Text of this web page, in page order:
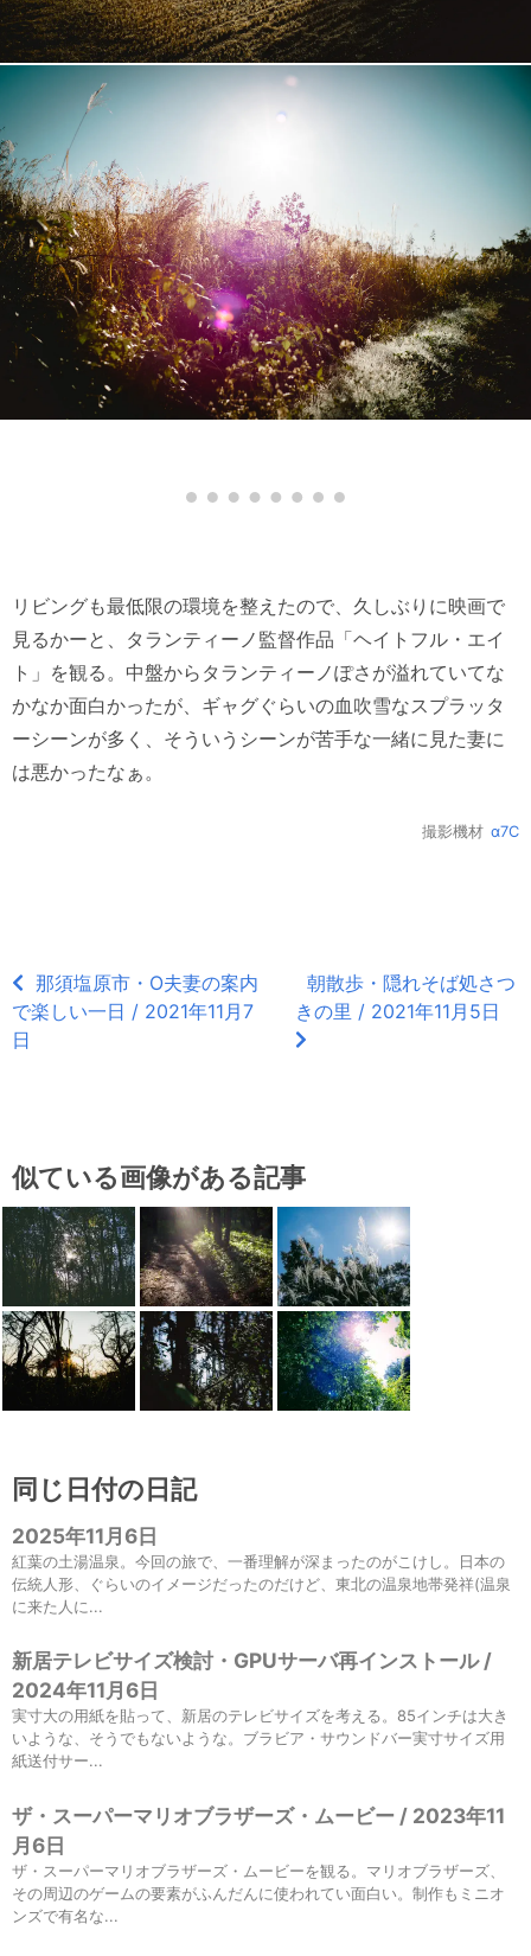
リビングも最低限の環境を整えたので、久しぶりに映画で
見るかーと、タランティーノ監督作品「ヘイトフル・エイ
ト」を観る。中盤からタランティーノぽさが溢れていてな
かなか面白かったが、ギャグぐらいの血吹雪なスプラッタ
ーシーンが多く、そういうシーンが苦手な一緒に見た妻に
は悪かったなぁ。
撮影機材 α7C
那須塩原市・O夫妻の案内
で楽しい一日 / 2021年11月7
日
朝散歩・隠れそば処さつ
きの里 / 2021年11月5日
似ている画像がある記事
同じ日付の日記
2025年11月6日
紅葉の土湯温泉。今回の旅で、一番理解が深まったのがこけし。日本の
伝統人形、ぐらいのイメージだったのだけど、東北の温泉地帯発祥(温泉
に来た人に...
新居テレビサイズ検討・GPUサーバ再インストール /
2024年11月6日
実寸大の用紙を貼って、新居のテレビサイズを考える。85インチは大き
いような、そうでもないような。ブラビア・サウンドバー実寸サイズ用
紙送付サー...
ザ・スーパーマリオブラザーズ・ムービー / 2023年11
月6日
ザ・スーパーマリオブラザーズ・ムービーを観る。マリオブラザーズ、
その周辺のゲームの要素がふんだんに使われてい面白い。制作もミニオ
ンズで有名な...